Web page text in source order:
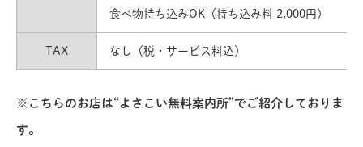
食べ物持ち込みOK（持ち込み料 2,000円）
TAX なし（税・サービス料込）
※こちらのお店は“よさこい無料案内所”でご紹介しておりま
す。